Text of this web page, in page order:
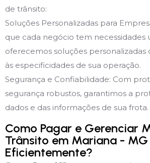
de trânsito:
Soluções Personalizadas para
que cada negócio tem necessidades
oferecemos soluções personalizadas
às especificidades de sua operação.
Segurança e Confiabilidade: Com
segurança robustos, garantimos a
dados e das informações de sua frota.
Como Pagar e Gerenciar
Trânsito em Mariana - MG
Eficientemente?